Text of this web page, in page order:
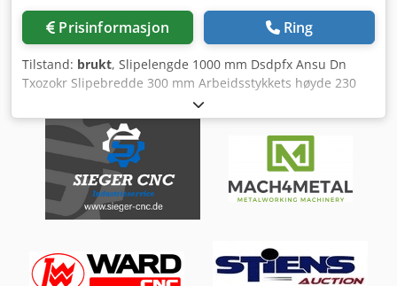
Prisinformasjon Ring
Tilstand: brukt, Slipelengde 1000 mm Dsdpfx Ansu Dn
Txozokr Slipebredde 300 mm Arbeidsstykkets høyde 230
mm Bordets oppspenningsflate 1000 x 240 mm X-aksel
vandring 1000 mm Y-aksel vandring 270 mm Z-aksel
vandring 350 mm Slipeskivediameter 240 mm
Slipespindelens turtall 2180 o/min Bordhastighet -trinnløs-
3 - 30 m/min Totalt effektbehov 4,5 kW Maskinvekt ca. 2,8 t
Maskindimensjoner L x B x H 2,36 x 1,37 x 2,0 m Tilbehør:
Magnetplate 680 x 200 mm, slipeskive med flens (ø 240 x